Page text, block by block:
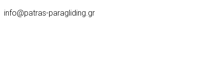
info@patras-paragliding.gr